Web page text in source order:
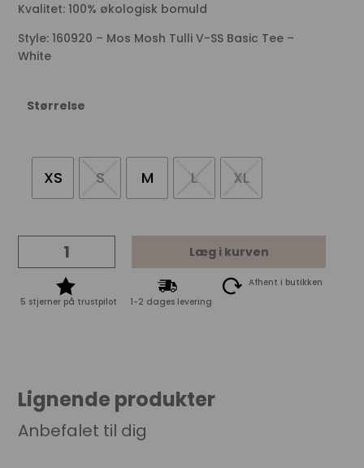
Kvalitet: 100% økologisk bomuld
Style: 160920 – Mos Mosh Tulli V-SS Basic Tee –
White
Størrelse
XS S M L XL
V-
White
quantity
Læg i kurven
5 stjerner på trustpilot 1-2 dages levering
Afhent i butikken
Lignende produkter
Anbefalet til dig